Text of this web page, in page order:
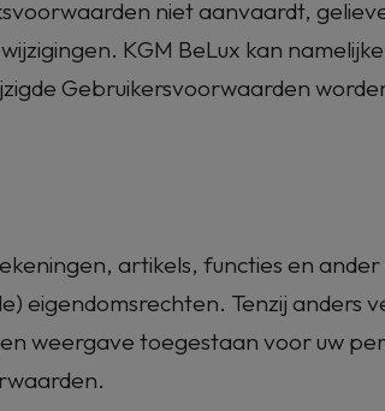
niet aanvaardt,
KGM BeLux kan
Gebruikersvoorwaarden
artikels, functies en ander
eigendomsrechten. Tenzij anders
weergave toegestaan voor uw